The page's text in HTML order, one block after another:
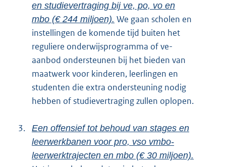
en studievertraging bij ve, po, vo en
mbo (€ 244 miljoen). We gaan scholen en
instellingen de komende tijd buiten het
reguliere onderwijsprogramma of ve-
aanbod ondersteunen bij het bieden van
maatwerk voor kinderen, leerlingen en
studenten die extra ondersteuning nodig
hebben of studievertraging zullen oplopen.
3.
Een offensief tot behoud van stages en
leerwerkbanen voor pro, vso vmbo-
leerwerktrajecten en mbo (€ 30 miljoen).